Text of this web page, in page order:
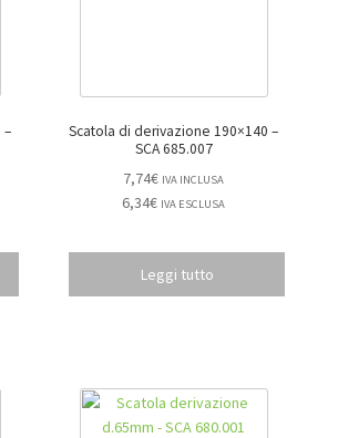
Scatola di derivazione 190×140 –
SCA 685.007
7,74€ IVA INCLUSA
6,34€ IVA ESCLUSA
Leggi tutto